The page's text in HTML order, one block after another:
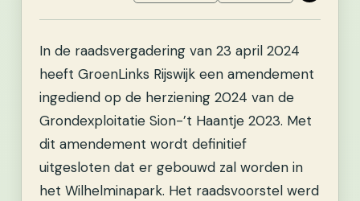
In de raadsvergadering van 23 april 2024
heeft GroenLinks Rijswijk een amendement
ingediend op de herziening 2024 van de
Grondexploitatie Sion-’t Haantje 2023. Met
dit amendement wordt definitief
uitgesloten dat er gebouwd zal worden in
het Wilhelminapark. Het raadsvoorstel werd